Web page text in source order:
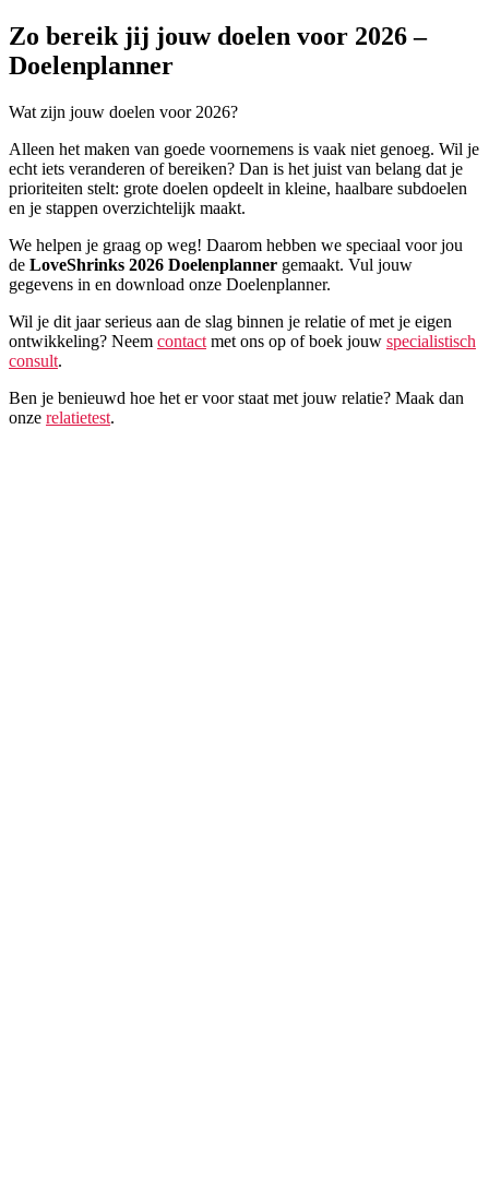
Zo bereik jij jouw doelen voor 2026 –
Doelenplanner
Wat zijn jouw doelen voor 2026?
Alleen het maken van goede voornemens is vaak niet genoeg. Wil je
echt iets veranderen of bereiken? Dan is het juist van belang dat je
prioriteiten stelt: grote doelen opdeelt in kleine, haalbare subdoelen
en je stappen overzichtelijk maakt.
We helpen je graag op weg! Daarom hebben we speciaal voor jou
de LoveShrinks 2026 Doelenplanner gemaakt. Vul jouw
gegevens in en download onze Doelenplanner.
Wil je dit jaar serieus aan de slag binnen je relatie of met je eigen
ontwikkeling? Neem contact met ons op of boek jouw specialistisch
consult.
Ben je benieuwd hoe het er voor staat met jouw relatie? Maak dan
onze relatietest.